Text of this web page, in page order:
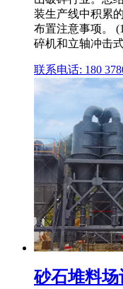
装生产线中积累
布置注意事项。
碎机和立轴冲击
联系电话: 180
砂石堆料